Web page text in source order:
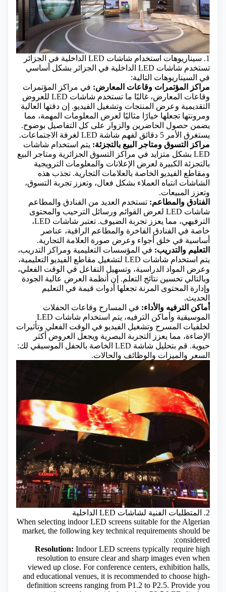
1. سيناريوهات استخدام شاشات LED الداخلية في الجزائر
تستخدم شاشات LED الداخلية في الجزائر بشكل أساسي
في السيناريوهات التالية:
مراكز المؤتمرات وقاعات المعارض: في مراكز المؤتمرات
وقاعات المعارض، غالبًا ما تستخدم شاشات LED للعروض
التقديمية وعرض المنتجات وتشغيل الفيديو. إن دقتها العالية
ومرونتها تجعلها خيارًا مثاليًا لعرض المعلومات المهمة، مما
يضمن حصول الحاضرين والزوار على كل التفاصيل بوضوح.
يستغرق الأمر 5 دقائق لفهم شاشة LED لغرفة الاجتماعات.
مراكز التسوق ومتاجر البيع بالتجزئة: يتم استخدام شاشات
LED بشكل متزايد في مراكز التسوق الجزائرية ومتاجر البيع
بالتجزئة الكبيرة لعرض الإعلانات والمعلومات الترويجية
ومقاطع الفيديو الخاصة بالعلامات التجارية. تجذب هذه
الشاشات انتباه العملاء بشكل فعال، وتعزز تجربة التسوق،
وتعزز المبيعات.
الفنادق والمطاعم: تستخدم العديد من الفنادق والمطاعم
شاشات LED لعرض القوائم ورسائل الترحيب والمحتوى
الترفيهي، مما يعزز تجربة الضيوف. تعتبر شاشات LED،
خاصة في الفنادق الفاخرة والمطاعم الراقية، عناصر
أساسية في خلق أجواء وعرض صورة العلامة التجارية.
التعليم والتدريب: في المؤسسات التعليمية ومراكز التدريب،
يتم استخدام شاشات LED لتشغيل مقاطع الفيديو التعليمية،
وعرض المواد الدراسية، وتسهيل التفاعل في الوقت الفعلي،
وبالتالي تحسين نتائج التعلم. إن أنظمة العرض عالية الجودة
وإدارة المحتوى المرنة تجعلها أدوات قيمة في التعليم
الحديث.
أماكن الترفيه والأداء: في المسارح وقاعات الحفلات
الموسيقية وأماكن الترفيه، يتم استخدام شاشات LED
لخلفيات المسرح وتشغيل الفيديو في الوقت الفعلي وتأثيرات
الإضاءة، مما يعزز التجربة البصرية ويجعل العروض أكثر
حيوية.
قم بتحليل شاشة LED الخاصة بالحفل الموسيقي لك:
السعر والميزات والوظائف والحالات.
2. المتطلبات الفنية لشاشات LED الداخلية
When selecting indoor LED screens suitable for the Algerian
market, the following key technical requirements should be
considered:
Resolution: Indoor LED screens typically require high
resolution to ensure clear and sharp images even when
viewed up close. For conference centers, exhibition halls,
and educational venues, it is recommended to choose high-
definition screens ranging from P1.2 to P2.5. Provide you